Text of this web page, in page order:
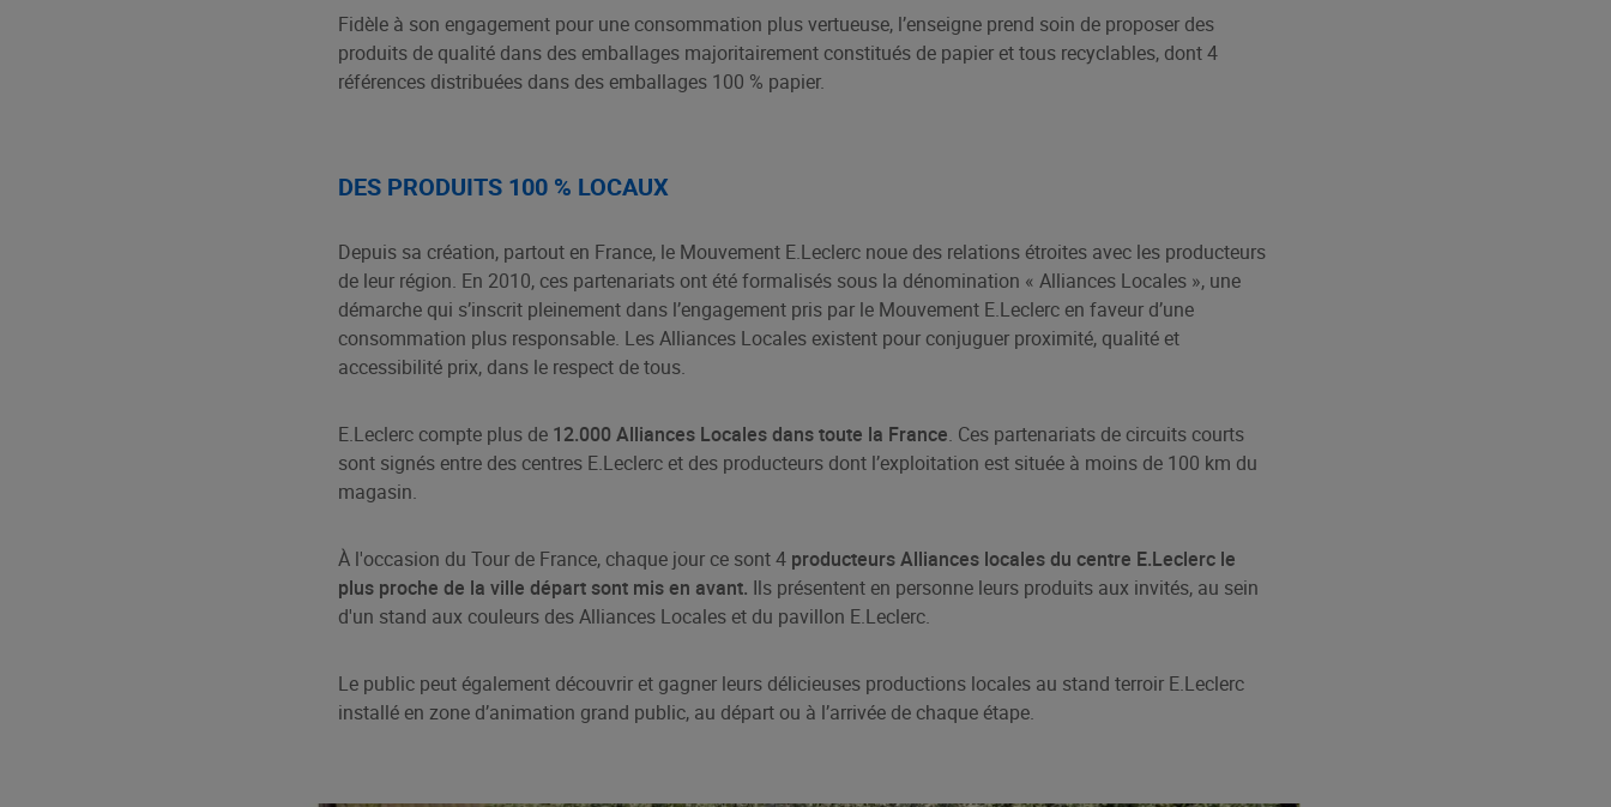
Fidèle à son engagement pour une consommation plus vertueuse, l’enseigne prend soin de proposer des
produits de qualité dans des emballages majoritairement constitués de papier et tous recyclables, dont 4
références distribuées dans des emballages 100 % papier.
DES PRODUITS 100 % LOCAUX
Depuis sa création, partout en France, le Mouvement E.Leclerc noue des relations étroites avec les producteurs
de leur région. En 2010, ces partenariats ont été formalisés sous la dénomination « Alliances Locales », une
démarche qui s’inscrit pleinement dans l’engagement pris par le Mouvement E.Leclerc en faveur d’une
consommation plus responsable. Les Alliances Locales existent pour conjuguer proximité, qualité et
accessibilité prix, dans le respect de tous.
E.Leclerc compte plus de 12.000 Alliances Locales dans toute la France. Ces partenariats de circuits courts
sont signés entre des centres E.Leclerc et des producteurs dont l’exploitation est située à moins de 100 km du
magasin.
À l'occasion du Tour de France, chaque jour ce sont 4 producteurs Alliances locales du centre E.Leclerc le
plus proche de la ville départ sont mis en avant. Ils présentent en personne leurs produits aux invités, au sein
d'un stand aux couleurs des Alliances Locales et du pavillon E.Leclerc.
Le public peut également découvrir et gagner leurs délicieuses productions locales au stand terroir E.Leclerc
installé en zone d’animation grand public, au départ ou à l’arrivée de chaque étape.